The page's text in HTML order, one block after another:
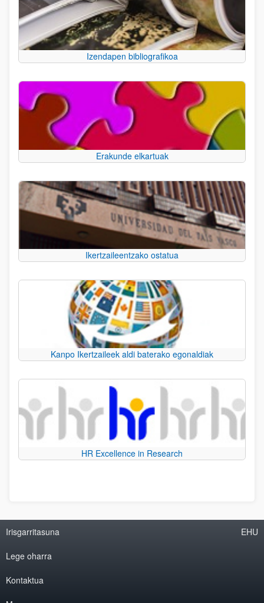
Izendapen bibliografikoa
Erakunde elkartuak
Ikertzaileentzako ostatua
Kanpo Ikertzaileek aldi baterako egonaldiak
HR Excellence in Research
Irisgarritasuna
Lege oharra
Kontaktua
EHU